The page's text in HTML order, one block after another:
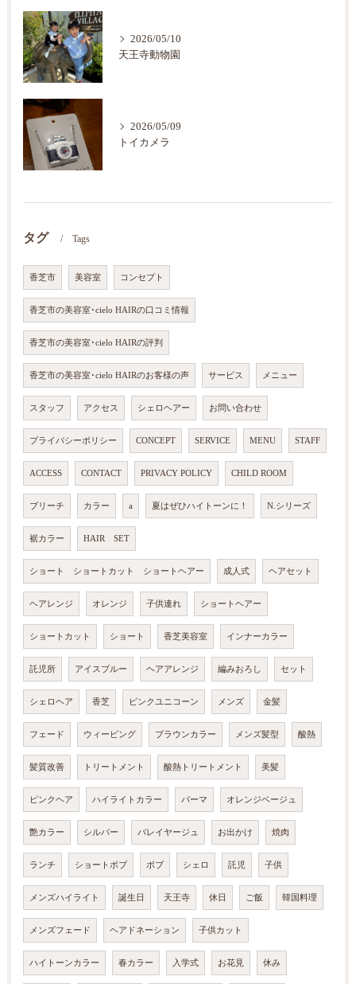
2026/05/10
天王寺動物園
2026/05/09
トイカメラ
タグ Tags
香芝市 美容室 コンセプト
香芝市の美容室･cielo HAIRの口コミ情報
香芝市の美容室･cielo HAIRの評判
香芝市の美容室･cielo HAIRのお客様の声 サービス メニュー
スタッフ アクセス シェロヘアー お問い合わせ
プライバシーポリシー CONCEPT SERVICE MENU STAFF
ACCESS CONTACT PRIVACY POLICY CHILD ROOM
ブリーチ カラー a 夏はぜひハイトーンに！ N.シリーズ
裾カラー HAIR SET
ショート ショートカット ショートヘアー 成人式 ヘアセット
ヘアレンジ オレンジ 子供連れ ショートヘアー
ショートカット ショート 香芝美容室 インナーカラー
託児所 アイスブルー ヘアアレンジ 編みおろし セット
シェロヘア 香芝 ピンクユニコーン メンズ 金髪
フェード ウィービング ブラウンカラー メンズ髪型 酸熱
髪質改善 トリートメント 酸熱トリートメント 美髪
ピンクヘア ハイライトカラー パーマ オレンジベージュ
艶カラー シルバー バレイヤージュ お出かけ 焼肉
ランチ ショートボブ ボブ シェロ 託児 子供
メンズハイライト 誕生日 天王寺 休日 ご飯 韓国料理
メンズフェード ヘアドネーション 子供カット
ハイトーンカラー 春カラー 入学式 お花見 休み